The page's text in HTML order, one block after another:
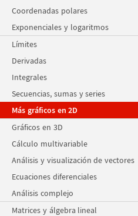
Coordenadas polares
Exponenciales y logaritmos
Límites
Derivadas
Integrales
Secuencias, sumas y series
Más gráficos en 2D
Gráficos en 3D
Cálculo multivariable
Análisis y visualización de vectores
Ecuaciones diferenciales
Análisis complejo
Matrices y álgebra lineal